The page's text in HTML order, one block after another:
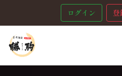
ログイン 登